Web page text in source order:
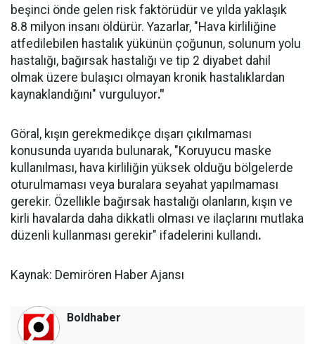
beşinci önde gelen risk faktörüdür ve yılda yaklaşık
8.8 milyon insanı öldürür. Yazarlar, "Hava kirliliğine
atfedilebilen hastalık yükünün çoğunun, solunum yolu
hastalığı, bağırsak hastalığı ve tip 2 diyabet dahil
olmak üzere bulaşıcı olmayan kronik hastalıklardan
kaynaklandığını" vurguluyor."
Göral, kışın gerekmedikçe dışarı çıkılmaması
konusunda uyarıda bulunarak, "Koruyucu maske
kullanılması, hava kirliliğin yüksek olduğu bölgelerde
oturulmaması veya buralara seyahat yapılmaması
gerekir. Özellikle bağırsak hastalığı olanların, kışın ve
kirli havalarda daha dikkatli olması ve ilaçlarını mutlaka
düzenli kullanması gerekir" ifadelerini kullandı.
Kaynak: Demirören Haber Ajansı
Boldhaber